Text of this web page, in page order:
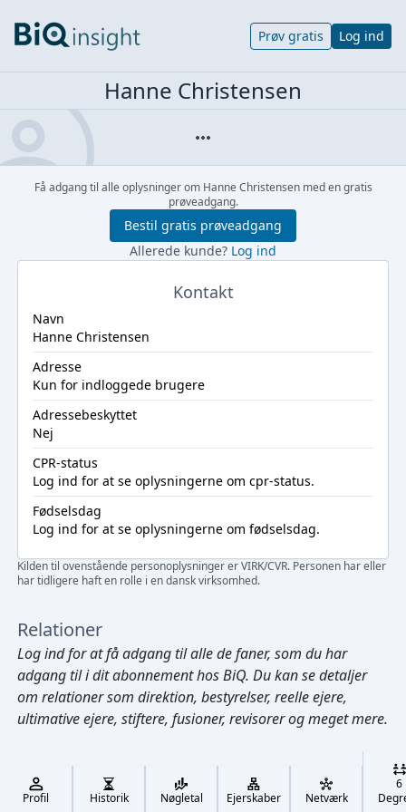
Cmd/Ctrl + K
Prøv gratis Log ind
Hanne Christensen
Få adgang til alle oplysninger om Hanne Christensen med en gratis
prøveadgang.
Bestil gratis prøveadgang
Allerede kunde? Log ind
Kontakt
Navn
Hanne Christensen
Adresse
Kun for indloggede brugere
Adressebeskyttet
Nej
CPR-status
Log ind for at se oplysningerne om cpr-status.
Fødselsdag
Log ind for at se oplysningerne om fødselsdag.
Kilden til ovenstående personoplysninger er VIRK/CVR. Personen har eller
har tidligere haft en rolle i en dansk virksomhed.
Relationer
Log indfor at få adgang til alle de faner, som du har
adgang til i dit abonnement hos BiQ. Du kan se detaljer
om relationer som direktion, bestyrelser, reelle ejere,
ultimative ejere, stiftere, fusioner, revisorer og meget mere.
Profil Historik Nøgletal Ejerskaber Netværk
6